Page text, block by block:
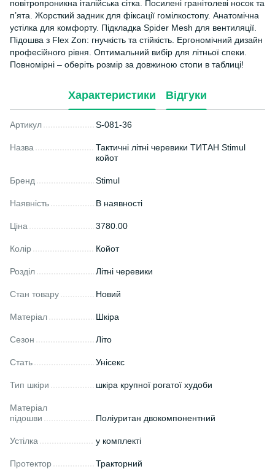
повітропроникна італійська сітка. Посилені гранітолеві носок та
п’ята. Жорсткий задник для фіксації гомілкостопу. Анатомічна
устілка для комфорту. Підкладка Spider Mesh для вентиляції.
Підошва з Flex Zon: гнучкість та стійкість. Ергономічний дизайн
професійного рівня. Оптимальний вибір для літньої спеки.
Повномірні – оберіть розмір за довжиною стопи в таблиці!
Характеристики Відгуки
Артикул S-081-36
Назва
Тактичні літні черевики ТИТАН Stimul
койот
Бренд Stimul
Наявність В наявності
Ціна 3780.00
Колір Койот
Розділ Літні черевики
Стан товару Новий
Матеріал Шкіра
Сезон Літо
Стать Унісекс
Тип шкіри шкіра крупної рогатої худоби
Матеріал
підошви
Поліуритан двокомпонентний
Устілка у комплекті
Протектор Тракторний